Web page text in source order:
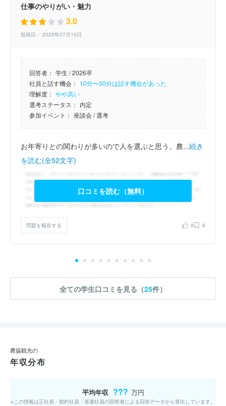
仕事のやりがい・魅力
3.0
投稿日： 2025年07月10日
回答者： 学生 / 2026卒
社員と話す機会： 10分〜30分は話す機会があった
理解度： やや高い
選考ステータス： 内定
参加イベント： 座談会/ 選考
お年寄りとの関わりが多いので人を選ぶと思う。農...続き
を読む(全52文字)
口コミを読む（無料）
問題を報告する 0 0
全ての学生口コミを見る（25件）
農協観光の
年収分布
平均年収 ??? 万円
※この情報は正社員・契約社員・派遣社員の回答者による回答データから算出しています。